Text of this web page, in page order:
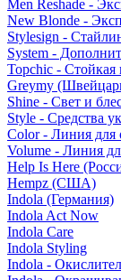
Men Reshade -
New Blonde -
Stylesign -
System -
Topchic - Стойкая
Greymy
Shine - Свет и
Style - Средства
Color - Линия для
Volume - Линия
Help Is Here
Hempz (США)
Indola (Германия)
Indola Act Now
Indola Care
Indola Styling
Indola -